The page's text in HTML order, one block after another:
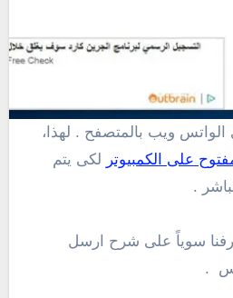
الواتس ويب بالمتصفح . لهذا،
على الكمبيوتر لكى يتم
.
سوياً على شرح ارسل
.